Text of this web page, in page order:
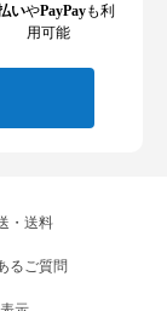
いやPayPayも利
用可能
・送料
るご質問